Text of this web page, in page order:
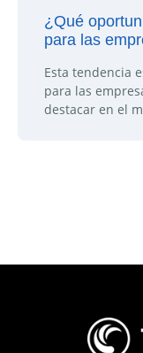
¿Qué
para las
Esta tendencia
para las
destacar en el